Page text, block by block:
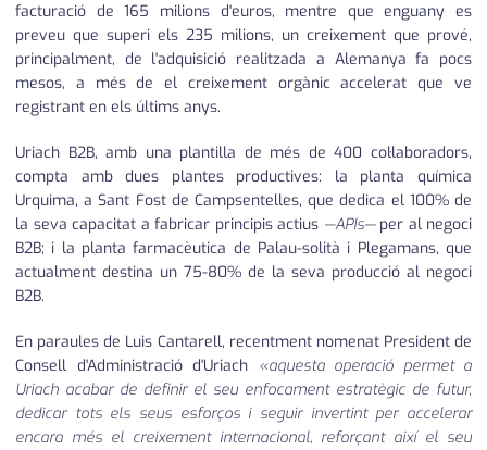
facturació de 165 milions d'euros, mentre que enguany es
preveu que superi els 235 milions, un creixement que prové,
principalment, de l'adquisició realitzada a Alemanya fa pocs
mesos, a més de el creixement orgànic accelerat que ve
registrant en els últims anys.
Uriach B2B, amb una plantilla de més de 400 col·laboradors,
compta amb dues plantes productives: la planta química
Urquima, a Sant Fost de Campsentelles, que dedica el 100% de
la seva capacitat a fabricar principis actius —APIs—per al negoci
B2B; i la planta farmacèutica de Palau-solità i Plegamans, que
actualment destina un 75-80% de la seva producció al negoci
B2B.
En paraules de Luis Cantarell, recentment nomenat President de
Consell d'Administració d'Uriach «aquesta operació permet a
Uriach acabar de definir el seu enfocament estratègic de futur,
dedicar tots els seus esforços i seguir invertint per accelerar
encara més el creixement internacional, reforçant així el seu